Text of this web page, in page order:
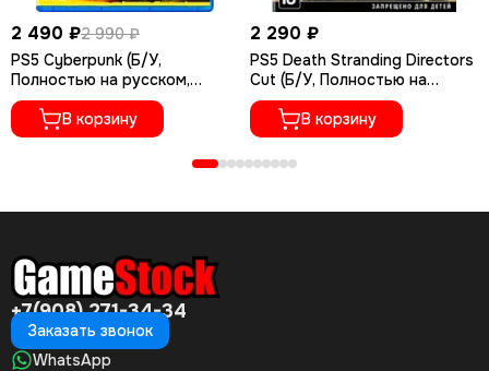
2 490 ₽2 990 ₽
PS5 Cyberpunk (Б/У,
Полностью на русском,
PPSA-04027)
В корзину
2 290 ₽
PS5 Death Stranding Directors
Cut (Б/У, Полностью на
русском языке, PPSA-01968)
В корзину
+7(908) 271-34-34
Заказать звонок
WhatsApp